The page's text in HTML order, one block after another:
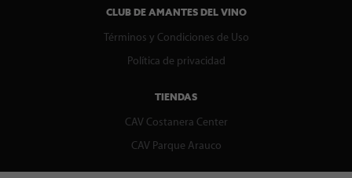
CLUB DE AMANTES DEL VINO
Términos y Condiciones de Uso
Política de privacidad
TIENDAS
CAV Costanera Center
CAV Parque Arauco